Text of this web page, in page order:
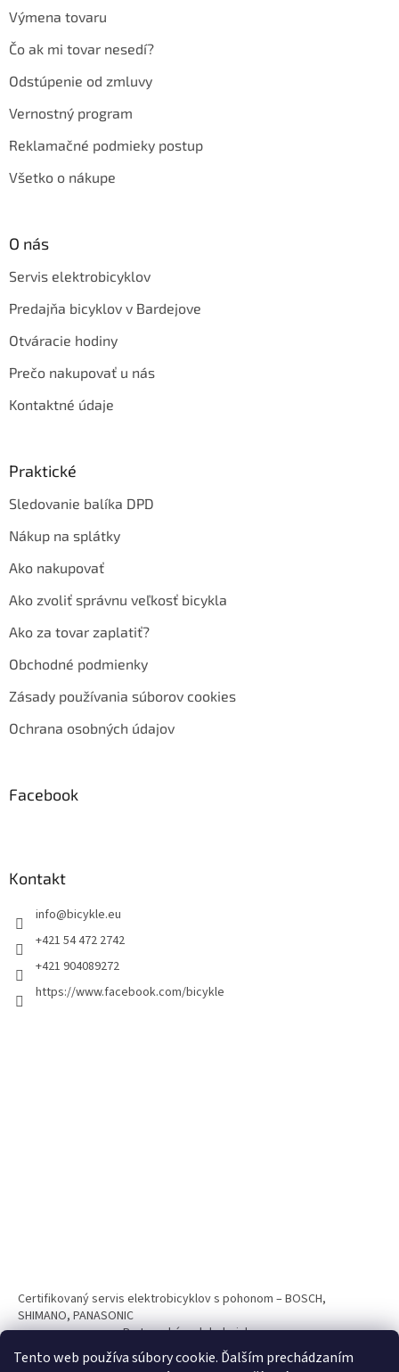
Tento web používa súbory cookie. Ďalším prechádzaním
Výmena tovaru
Čo ak mi tovar nesedí?
Odstúpenie od zmluvy
Vernostný program
Reklamačné podmieky postup
Všetko o nákupe
O nás
Servis elektrobicyklov
Predajňa bicyklov v Bardejove
Otváracie hodiny
Prečo nakupovať u nás
Kontaktné údaje
Praktické
Sledovanie balíka DPD
Nákup na splátky
Ako nakupovať
Ako zvoliť správnu veľkosť bicykla
Ako za tovar zaplatiť?
Obchodné podmienky
Zásady používania súborov cookies
Ochrana osobných údajov
Facebook
Kontakt
info@bicykle.eu
+421 54 472 2742
+421 904089272
https://www.facebook.com/bicykle
Certifikovaný servis elektrobicyklov s pohonom – BOSCH,
SHIMANO, PANASONIC
Partnerský web hokejshop.eu